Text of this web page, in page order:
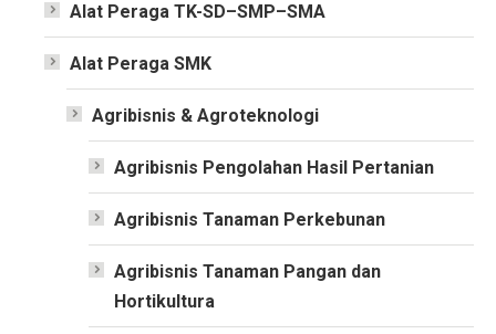
Alat Peraga TK-SD–SMP–SMA
Alat Peraga SMK
Agribisnis & Agroteknologi
Agribisnis Pengolahan Hasil Pertanian
Agribisnis Tanaman Perkebunan
Agribisnis Tanaman Pangan dan
Hortikultura